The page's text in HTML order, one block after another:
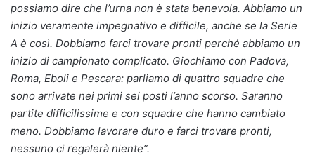
possiamo dire che l’urna non è stata benevola. Abbiamo un
inizio veramente impegnativo e difficile, anche se la Serie
A è così. Dobbiamo farci trovare pronti perché abbiamo un
inizio di campionato complicato. Giochiamo con Padova,
Roma, Eboli e Pescara: parliamo di quattro squadre che
sono arrivate nei primi sei posti l’anno scorso. Saranno
partite difficilissime e con squadre che hanno cambiato
meno. Dobbiamo lavorare duro e farci trovare pronti,
nessuno ci regalerà niente”.